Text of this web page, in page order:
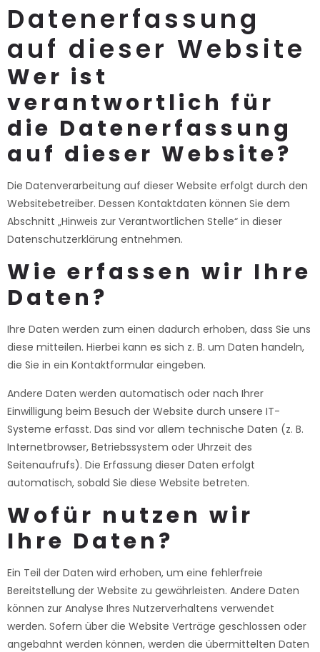
Datenerfassung
auf dieser Website
Wer ist
verantwortlich für
die Datenerfassung
auf dieser Website?
Die Datenverarbeitung auf dieser Website erfolgt durch den
Websitebetreiber. Dessen Kontaktdaten können Sie dem
Abschnitt „Hinweis zur Verantwortlichen Stelle“ in dieser
Datenschutzerklärung entnehmen.
Wie erfassen wir Ihre
Daten?
Ihre Daten werden zum einen dadurch erhoben, dass Sie uns
diese mitteilen. Hierbei kann es sich z. B. um Daten handeln,
die Sie in ein Kontaktformular eingeben.
Andere Daten werden automatisch oder nach Ihrer
Einwilligung beim Besuch der Website durch unsere IT-
Systeme erfasst. Das sind vor allem technische Daten (z. B.
Internetbrowser, Betriebssystem oder Uhrzeit des
Seitenaufrufs). Die Erfassung dieser Daten erfolgt
automatisch, sobald Sie diese Website betreten.
Wofür nutzen wir
Ihre Daten?
Ein Teil der Daten wird erhoben, um eine fehlerfreie
Bereitstellung der Website zu gewährleisten. Andere Daten
können zur Analyse Ihres Nutzerverhaltens verwendet
werden. Sofern über die Website Verträge geschlossen oder
angebahnt werden können, werden die übermittelten Daten